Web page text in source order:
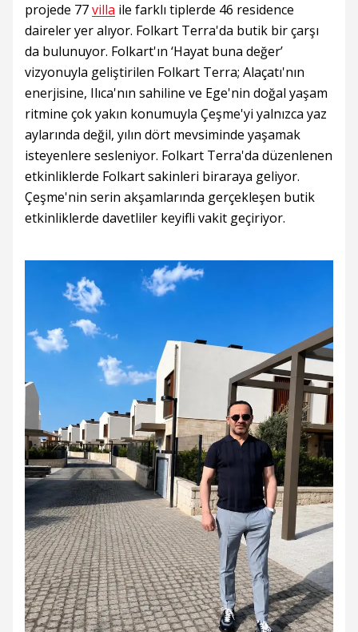
projede 77villa ile farklı tiplerde 46 residence
daireler yer alıyor. Folkart Terra'da butik bir çarşı
da bulunuyor. Folkart'ın ‘Hayat buna değer’
vizyonuyla geliştirilen Folkart Terra; Alaçatı'nın
enerjisine, Ilıca'nın sahiline ve Ege'nin doğal yaşam
ritmine çok yakın konumuyla Çeşme'yi yalnızca yaz
aylarında değil, yılın dört mevsiminde yaşamak
isteyenlere sesleniyor. Folkart Terra'da düzenlenen
etkinliklerde Folkart sakinleri biraraya geliyor.
Çeşme'nin serin akşamlarında gerçekleşen butik
etkinliklerde davetliler keyifli vakit geçiriyor.